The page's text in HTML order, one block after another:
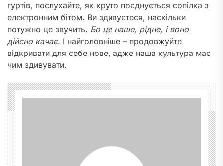
гуртів, послухайте, як круто поєднується сопілка з
електронним бітом. Ви здивуєтеся, наскільки
потужно це звучить. Бо це наше, рідне, і воно
дійсно качає. І найголовніше – продовжуйте
відкривати для себе нове, адже наша культура має
чим здивувати.